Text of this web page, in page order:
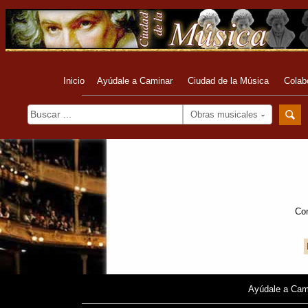
Inicio Ayúdale a Caminar Ciudad de la Música
Obras musicales
Ayúdale a